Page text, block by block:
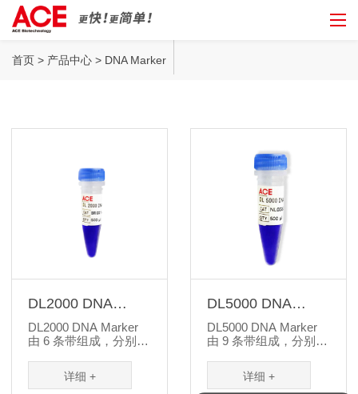
DNA Marker
首页 > 产品中心 > DNA Marker
DL2000 DNA
Marker
DL2000 DNA Marker
由 6 条带组成，分别为
750、1,000、2,000 bp
组成，适合 100 bp 到
详细 +
DL5000 DNA
Marker
DL5000 DNA Marker
由 9 条带组成，分别为
750、1,000、1,500、
2,000、3,000、5,000
详细 +